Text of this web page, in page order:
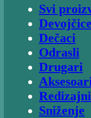
Svi
Devojčice
Dečaci
Odrasli
Drugari
Sniženje